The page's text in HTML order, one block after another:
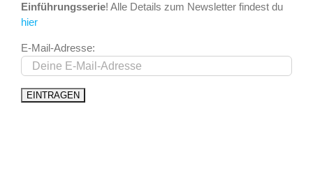
Einführungsserie! Alle Details zum Newsletter findest du
hier
E-Mail-Adresse: